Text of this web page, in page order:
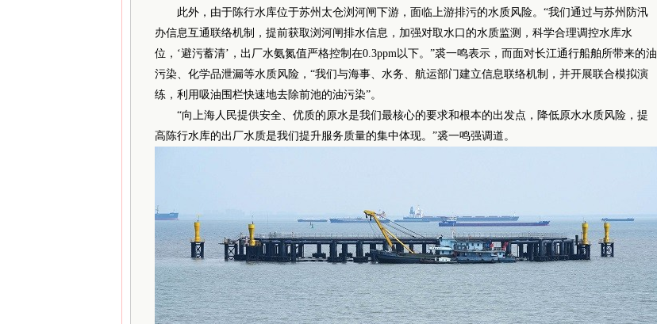
此外，由于陈行水库位于苏州太仓浏河闸下游，面临上游排污的水质风险。“我们通过与苏州防汛
办信息互通联络机制，提前获取浏河闸排水信息，加强对取水口的水质监测，科学合理调控水库水
位，‘避污蓄清’，出厂水氨氮值严格控制在0.3ppm以下。”裘一鸣表示，而面对长江通行船舶所带来的油
污染、化学品泄漏等水质风险，“我们与海事、水务、航运部门建立信息联络机制，并开展联合模拟演
练，利用吸油围栏快速地去除前池的油污染”。
“向上海人民提供安全、优质的原水是我们最核心的要求和根本的出发点，降低原水水质风险，提
高陈行水库的出厂水质是我们提升服务质量的集中体现。”裘一鸣强调道。